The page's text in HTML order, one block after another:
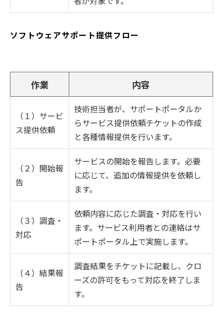
ソフトウェアサポート提供フロー
作業 内容
（１）サービ
ス提供依頼
技術担当者が、サポートポータルか
らサービス提供依頼チケットの作成
と各種情報提供を行います。
（２）開始報
告
サービスの開始を報告します。必要
に応じて、追加の情報提供を依頼し
ます。
（３）調査・
対応
依頼内容に応じた調査・対応を行い
ます。サービス利用者との連絡はサ
ポートポータル上で実施します。
（４）結果報
告
調査結果をチケットに記載し、クロ
ーズの許可をもって対応を終了しま
す。